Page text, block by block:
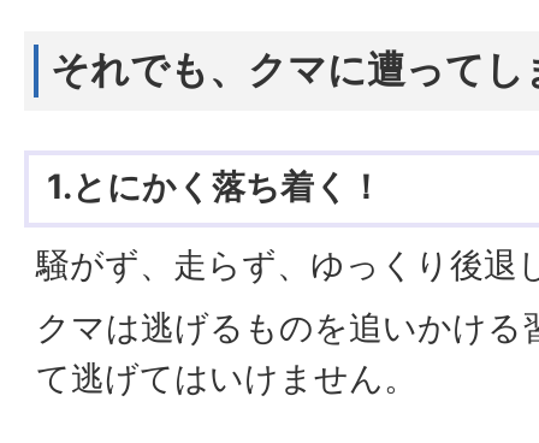
それでも、クマに遭ってし
1.とにかく落ち着く！
騒がず、走らず、ゆっくり後退
クマは逃げるものを追いかける
て逃げてはいけません。